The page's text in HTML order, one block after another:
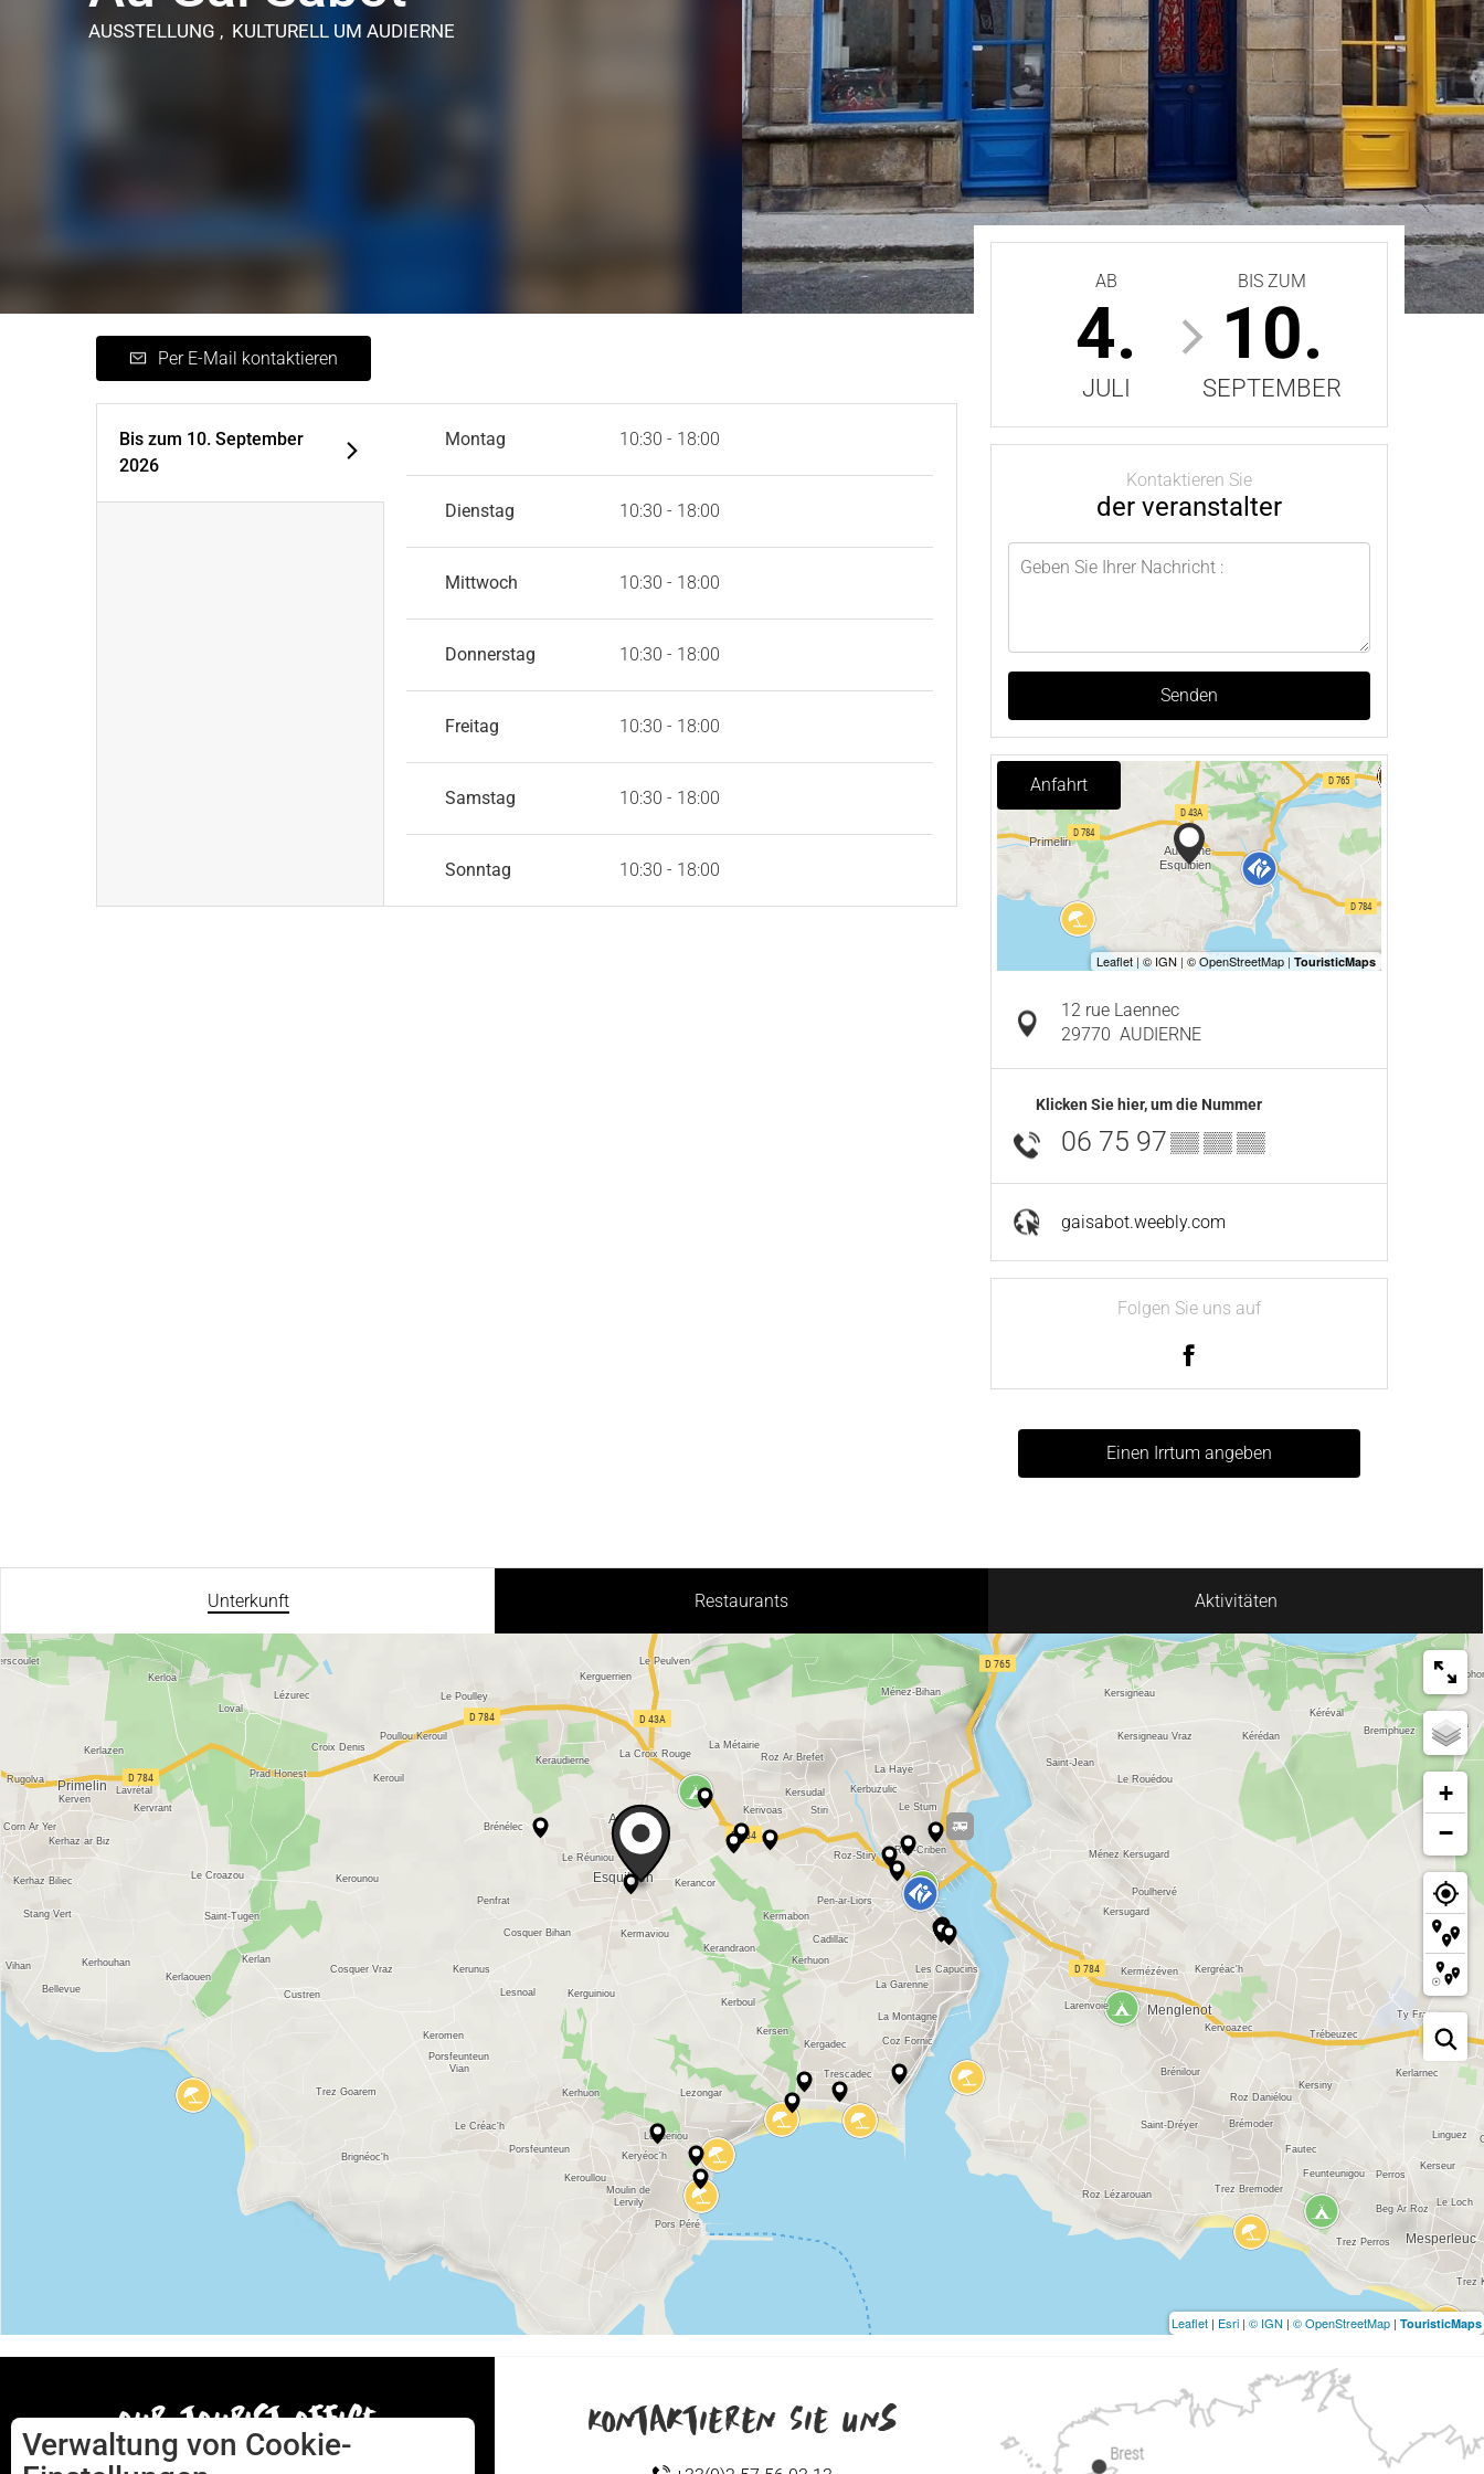
AUSSTELLUNG , KULTURELL UM AUDIERNE
Per E-Mail kontaktieren
Bis zum 10. September
2026
Montag 10:30 - 18:00
Dienstag 10:30 - 18:00
Mittwoch 10:30 - 18:00
Donnerstag 10:30 - 18:00
Freitag 10:30 - 18:00
Samstag 10:30 - 18:00
Sonntag 10:30 - 18:00
AB
4.
JULI
BIS ZUM
10.
SEPTEMBER
Kontaktieren Sie
der veranstalter
Senden
Anfahrt
12 rue Laennec
29770 AUDIERNE
Klicken Sie hier, um die Nummer
06 75 97▒▒ ▒▒ ▒▒
gaisabot.weebly.com
Folgen Sie uns auf
Einen Irrtum angeben
Unterkunft Restaurants Aktivitäten
+
−
Leaflet | Esri | © IGN | © OpenStreetMap | TouristicMaps
our tourist office Kontaktieren Sie uns
Verwaltung von Cookie-